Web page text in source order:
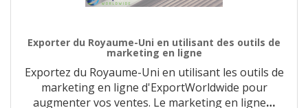
Exporter du Royaume-Uni en utilisant des outils de
marketing en ligne
Exportez du Royaume-Uni en utilisant les outils de
marketing en ligne d'ExportWorldwide pour
augmenter vos ventes. Le marketing en ligne…